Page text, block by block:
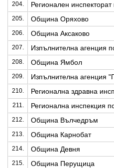
204. Регионален
205. Община Оряхово
206. Община Аксаково
207. Изпълнителна агенция
208. Община Ямбол
209. Изпълнителна агенция
210. Регионална здравна
211. Регионална инспекция
212. Община Вълчедръм
213. Община Карнобат
214. Община Девня
215. Община Перущица